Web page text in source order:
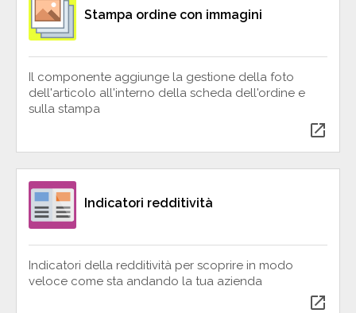
Stampa ordine con immagini
Il componente aggiunge la gestione della foto
dell'articolo all'interno della scheda dell'ordine e
sulla stampa
open_in_new
Indicatori redditività
Indicatori della redditività per scoprire in modo
veloce come sta andando la tua azienda
open_in_new